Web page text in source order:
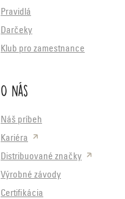
Pravidlá
Darčeky
Klub pro zamestnance
O nás
Náš príbeh
Kariéra
Distribuované značky
Výrobné závody
Certifikácia